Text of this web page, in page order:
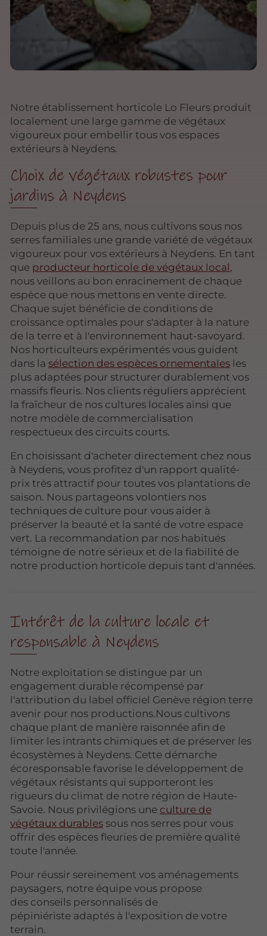
Notre établissement horticole Lo Fleurs produit
localement une large gamme de végétaux
vigoureux pour embellir tous vos espaces
extérieurs à Neydens.
Choix de végétaux robustes pour
jardins à Neydens
Depuis plus de 25 ans, nous cultivons sous nos
serres familiales une grande variété de végétaux
vigoureux pour vos extérieurs à Neydens. En tant
que producteur horticole de végétaux local,
nous veillons au bon enracinement de chaque
espèce que nous mettons en vente directe.
Chaque sujet bénéficie de conditions de
croissance optimales pour s'adapter à la nature
de la terre et à l'environnement haut-savoyard.
Nos horticulteurs expérimentés vous guident
dans la sélection des espèces ornementales les
plus adaptées pour structurer durablement vos
massifs fleuris. Nos clients réguliers apprécient
la fraîcheur de nos cultures locales ainsi que
notre modèle de commercialisation
respectueux des circuits courts.
En choisissant d'acheter directement chez nous
à Neydens, vous profitez d'un rapport qualité-
prix très attractif pour toutes vos plantations de
saison. Nous partageons volontiers nos
techniques de culture pour vous aider à
préserver la beauté et la santé de votre espace
vert. La recommandation par nos habitués
témoigne de notre sérieux et de la fiabilité de
notre production horticole depuis tant d'années.
Intérêt de la culture locale et
responsable à Neydens
Notre exploitation se distingue par un
engagement durable récompensé par
l'attribution du label officiel Genève région terre
avenir pour nos productions.Nous cultivons
chaque plant de manière raisonnée afin de
limiter les intrants chimiques et de préserver les
écosystèmes à Neydens. Cette démarche
écoresponsable favorise le développement de
végétaux résistants qui supporteront les
rigueurs du climat de notre région de Haute-
Savoie. Nous privilégions une culture de
végétaux durables sous nos serres pour vous
offrir des espèces fleuries de première qualité
toute l'année.
Pour réussir sereinement vos aménagements
paysagers, notre équipe vous propose
des conseils personnalisés de
pépiniériste adaptés à l'exposition de votre
terrain.